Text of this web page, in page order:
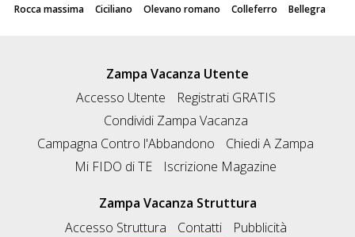
Rocca massima
Ciciliano Olevano romano Colleferro Bellegra
Zampa Vacanza Utente
Accesso Utente
Registrati GRATIS
Condividi Zampa Vacanza
Campagna Contro l'Abbandono
Chiedi A Zampa
Mi FIDO di TE
Iscrizione Magazine
Zampa Vacanza Struttura
Accesso Struttura
Contatti Pubblicità